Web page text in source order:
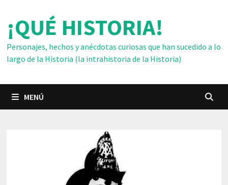
contenido
¡QUÉ HISTORIA!
Personajes, hechos y anécdotas curiosas que han sucedido a lo
largo de la Historia (la intrahistoria de la Historia)
MENÚ